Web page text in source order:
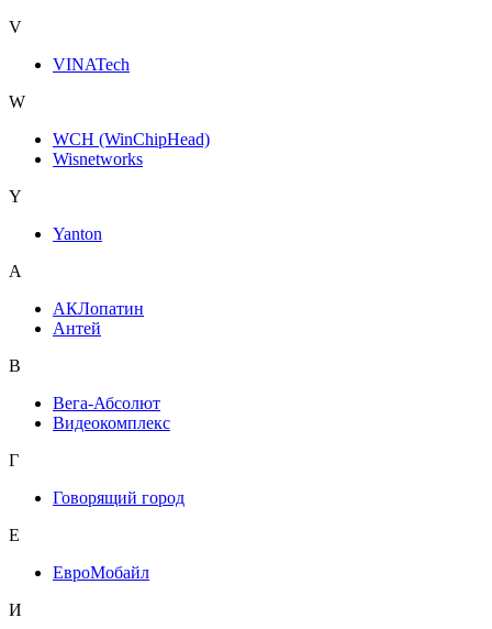
V
VINATech
W
WCH (WinChipHead)
Wisnetworks
Y
Yanton
А
АКЛопатин
Антей
В
Вега-Абсолют
Видеокомплекс
Г
Говорящий город
Е
ЕвроМобайл
И